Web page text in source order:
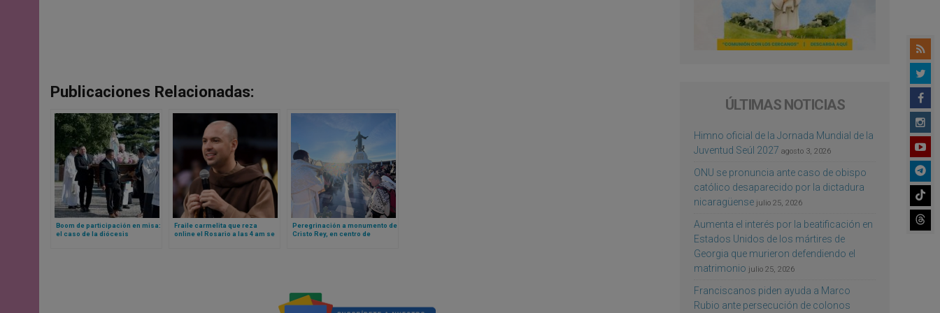
Publicaciones Relacionadas:
Boom de participación en misa:
el caso de la diócesis
Fraile carmelita que reza
online el Rosario a las 4 am se
Peregrinación a monumento de
Cristo Rey, en centro de
ÚLTIMAS NOTICIAS
Himno oficial de la Jornada Mundial de la
Juventud Seúl 2027 agosto 3, 2026
ONU se pronuncia ante caso de obispo
católico desaparecido por la dictadura
nicaragüense julio 25, 2026
Aumenta el interés por la beatificación en
Estados Unidos de los mártires de
Georgia que murieron defendiendo el
matrimonio julio 25, 2026
Franciscanos piden ayuda a Marco
Rubio ante persecución de colonos